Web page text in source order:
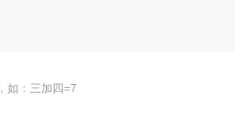
如：三加四=7